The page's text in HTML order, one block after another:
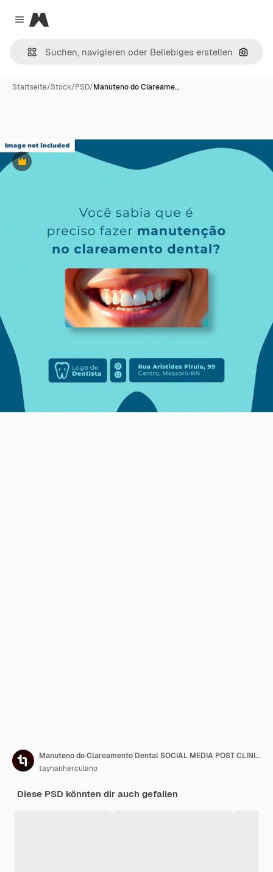
Close menu
Magnific
Nach
Startseite/Stock/PSD/Manuteno do Clareame…
Premium
Manuteno do Clareamento Dental SOCIAL MEDIA POST CLINICA DE ODONTOLOGIA DENTISTA Die Klinik für Zahnmedizin ist in der Nähe von der Klinik von Manuteno.
taynanherculano
Diese PSD könnten dir auch gefallen